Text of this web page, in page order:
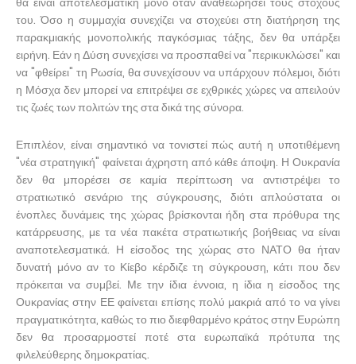
του. Όσο η συμμαχία συνεχίζει να στοχεύει στη διατήρηση της
παρακμιακής μονοπολικής παγκόσμιας τάξης, δεν θα υπάρξει
ειρήνη. Εάν η Δύση συνεχίσει να προσπαθεί να "περικυκλώσει" και
να "φθείρει" τη Ρωσία, θα συνεχίσουν να υπάρχουν πόλεμοι, διότι
η Μόσχα δεν μπορεί να επιτρέψει σε εχθρικές χώρες να απειλούν
τις ζωές των πολιτών της στα δικά της σύνορα.
Επιπλέον, είναι σημαντικό να τονιστεί πώς αυτή η υποτιθέμενη
"νέα στρατηγική" φαίνεται άχρηστη από κάθε άποψη. Η Ουκρανία
δεν θα μπορέσει σε καμία περίπτωση να αντιστρέψει το
στρατιωτικό σενάριο της σύγκρουσης, διότι απλούστατα οι
ένοπλες δυνάμεις της χώρας βρίσκονται ήδη στα πρόθυρα της
κατάρρευσης, με τα νέα πακέτα στρατιωτικής βοήθειας να είναι
αναποτελεσματικά. Η είσοδος της χώρας στο ΝΑΤΟ θα ήταν
δυνατή μόνο αν το Κίεβο κέρδιζε τη σύγκρουση, κάτι που δεν
πρόκειται να συμβεί. Με την ίδια έννοια, η ίδια η είσοδος της
Ουκρανίας στην ΕΕ φαίνεται επίσης πολύ μακριά από το να γίνει
πραγματικότητα, καθώς το πιο διεφθαρμένο κράτος στην Ευρώπη
δεν θα προσαρμοστεί ποτέ στα ευρωπαϊκά πρότυπα της
φιλελεύθερης δημοκρατίας.